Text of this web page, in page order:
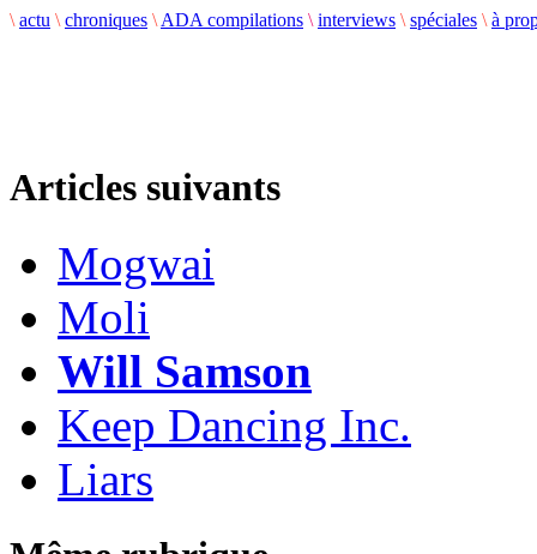
\ actu \ chroniques \ ADA compilations \ interviews \ spéciales \ à
Articles suivants
Mogwai
Moli
Will Samson
Keep Dancing Inc.
Liars